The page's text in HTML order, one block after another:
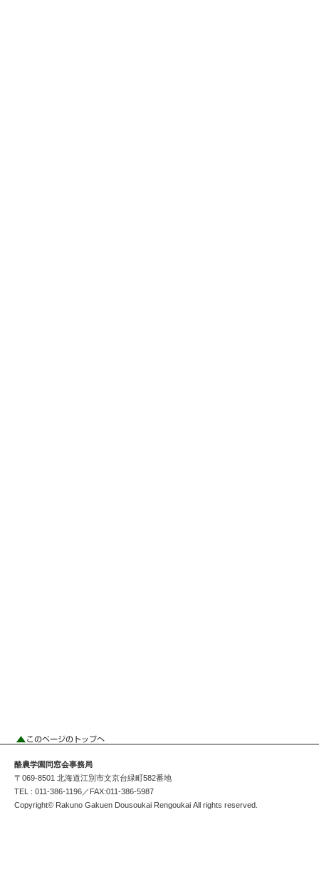
酪農学園同窓会事務局
〒069-8501 北海道江別市文京台緑町582番地
TEL : 011-386-1196／FAX:011-386-5987
Copyright© Rakuno Gakuen Dousoukai Rengoukai All rights reserved.